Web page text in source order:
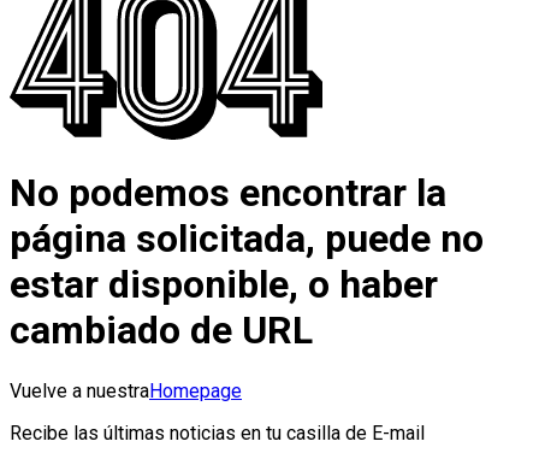
No podemos encontrar la
página solicitada, puede no
estar disponible, o haber
cambiado de URL
Vuelve a nuestraHomepage
Recibe las últimas noticias en tu casilla de E-mail